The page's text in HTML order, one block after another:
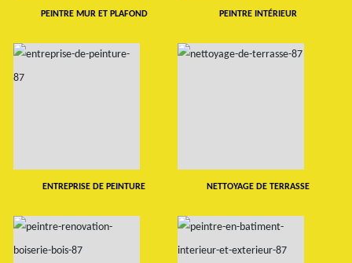
PEINTRE MUR ET PLAFOND PEINTRE INTÉRIEUR
ENTREPRISE DE PEINTURE NETTOYAGE DE TERRASSE